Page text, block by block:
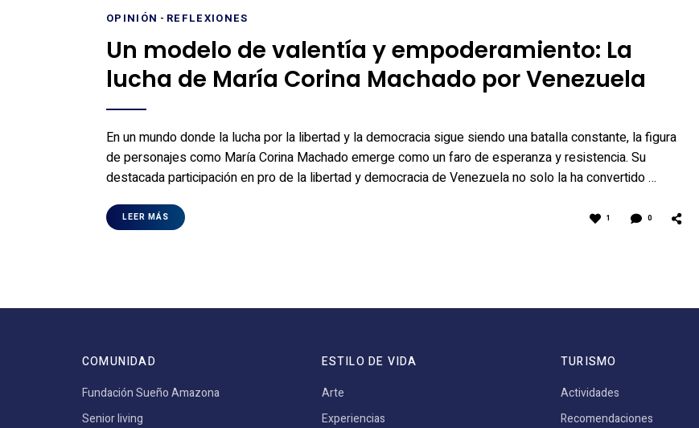
OPINIÓN - REFLEXIONES
Un modelo de valentía y empoderamiento: La
lucha de María Corina Machado por Venezuela
En un mundo donde la lucha por la libertad y la democracia sigue siendo una batalla constante, la figura
de personajes como María Corina Machado emerge como un faro de esperanza y resistencia. Su
destacada participación en pro de la libertad y democracia de Venezuela no solo la ha convertido …
LEER MÁS 1 0
COMUNIDAD
Fundación Sueño Amazona
Senior living
ESTILO DE VIDA
Arte
Experiencias
TURISMO
Actividades
Recomendaciones